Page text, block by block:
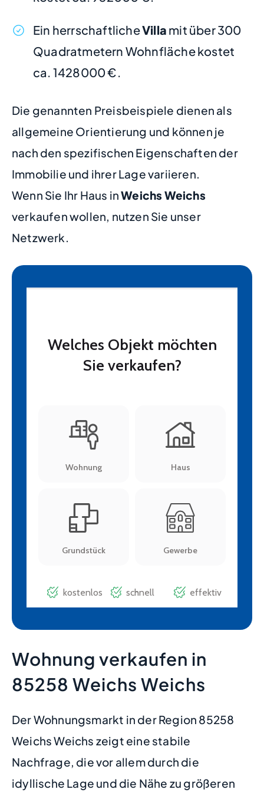
Ein herrschaftlicheVilla mit über 300
Quadratmetern Wohnfläche kostet
ca. 1428000 €.
Die genannten Preisbeispiele dienen als
allgemeine Orientierung und können je
nach den spezifischen Eigenschaften der
Immobilie und ihrer Lage variieren.
Wenn Sie Ihr Haus inWeichs Weichs
verkaufen wollen, nutzen Sie unser
Netzwerk.
Wohnung verkaufen in
85258 Weichs Weichs
Der Wohnungsmarkt in der Region 85258
Weichs Weichs zeigt eine stabile
Nachfrage, die vor allem durch die
idyllische Lage und die Nähe zu größeren